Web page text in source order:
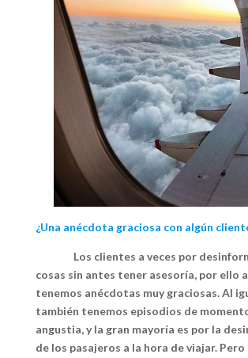
¿Una anécdota graciosa con algún
Los clientes a veces por
cosas sin antes tener asesoría, por ello
tenemos anécdotas muy graciosas. Al
también tenemos episodios de
angustia, y la gran mayoría es por la
de los pasajeros a la hora de viajar. Pero